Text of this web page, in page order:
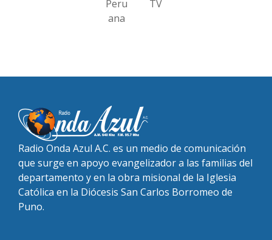
Peru
ana
TV
Radio Onda Azul A.C. es un medio de comunicación
que surge en apoyo evangelizador a las familias del
departamento y en la obra misional de la Iglesia
Católica en la Diócesis San Carlos Borromeo de
Puno.